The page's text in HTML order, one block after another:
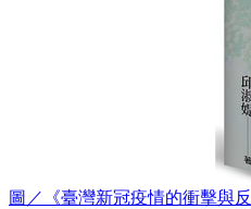
圖／《臺灣新冠疫情的衝擊與